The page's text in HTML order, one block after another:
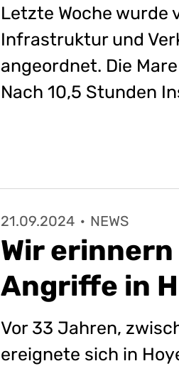
Letzte Woche
Infrastruktur und
angeordnet. Die
Nach 10,5 Stunden
21.09.2024 · NEWS
Wir
Angriffe in
Vor 33 Jahren,
ereignete sich in